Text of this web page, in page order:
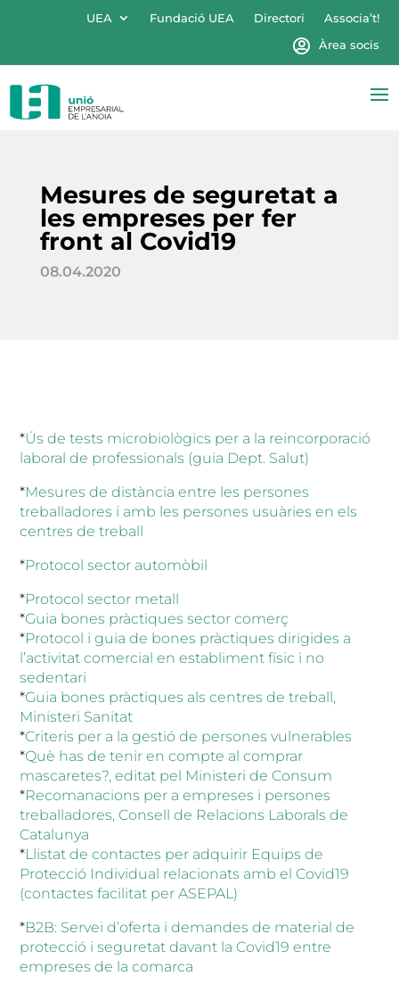
UEA Fundació UEA Directori
Associa’t!
Àrea socis
Mesures de seguretat a
les empreses per fer
front al Covid19
08.04.2020
*Ús de tests microbiològics per a la reincorporació
laboral de professionals (guia Dept. Salut)
*Mesures de distància entre les persones
treballadores i amb les persones usuàries en els
centres de treball
*Protocol sector automòbil
*Protocol sector metall
*Guia bones pràctiques sector comerç
*Protocol i guia de bones pràctiques dirigides a
l’activitat comercial en establiment físic i no
sedentari
*Guia bones pràctiques als centres de treball,
Ministeri Sanitat
*Criteris per a la gestió de persones vulnerables
*Què has de tenir en compte al comprar
mascaretes?, editat pel Ministeri de Consum
*Recomanacions per a empreses i persones
treballadores, Consell de Relacions Laborals de
Catalunya
*Llistat de contactes per adquirir Equips de
Protecció Individual relacionats amb el Covid19
(contactes facilitat per ASEPAL)
*B2B: Servei d’oferta i demandes de material de
protecció i seguretat davant la Covid19 entre
empreses de la comarca